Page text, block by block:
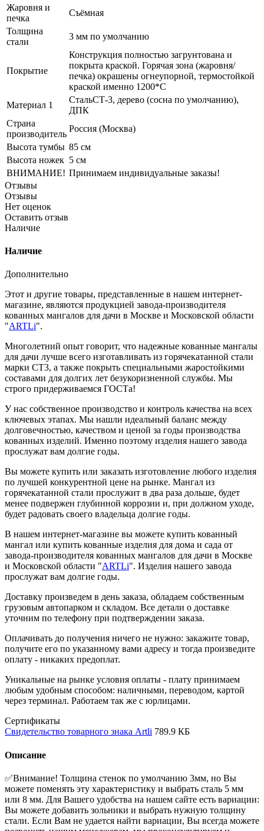
Жаровня и
печка
Съёмная
Толщина
стали
3 мм по умолчанию
Покрытие
Конструкция полностью загрунтована и
покрыта краской. Горячая зона (жаровня/
печка) окрашены огнеупорной, термостойкой
краской именно 1200*С
Материал 1
СтальСТ-3, дерево (сосна по умолчанию),
ДПК
Страна
производитель
Россия (Москва)
Высота тумбы 85 см
Высота ножек 5 см
ВНИМАНИЕ! Принимаем индивидуальные заказы!
Отзывы
Отзывы
Нет оценок
Оставить отзыв
Наличие
Наличие
Дополнительно
Этот и другие товары, представленные в нашем интернет-
магазине, являются продукцией завода-производителя
кованных мангалов для дачи в Москве и Московской области
"ARTLi".
Многолетний опыт говорит, что надежные кованные мангалы
для дачи лучше всего изготавливать из горячекатанной стали
марки СТ3, а также покрыть специальными жаростойкими
составами для долгих лет безукоризненной службы. Мы
строго придерживаемся ГОСТа!
У нас собственное производство и контроль качества на всех
ключевых этапах. Мы нашли идеальный баланс между
долговечностью, качеством и ценой за годы производства
кованных изделий. Именно поэтому изделия нашего завода
прослужат вам долгие годы.
Вы можете купить или заказать изготовление любого изделия
по лучшей конкурентной цене на рынке. Мангал из
горячекатанной стали прослужит в два раза дольше, будет
менее подвержен глубинной коррозии и, при должном уходе,
будет радовать своего владельца долгие годы.
В нашем интернет-магазине вы можете купить кованный
мангал или купить кованные изделия для дома и сада от
завода-производителя кованных мангалов для дачи в Москве
и Московской области "ARTLi". Изделия нашего завода
прослужат вам долгие годы.
Доставку произведем в день заказа, обладаем собственным
грузовым автопарком и складом. Все детали о доставке
уточним по телефону при подтверждении заказа.
Оплачивать до получения ничего не нужно: закажите товар,
получите его по указанному вами адресу и тогда произведите
оплату - никаких предоплат.
Уникальные на рынке условия оплаты - плату принимаем
любым удобным способом: наличными, переводом, картой
через терминал. Работаем так же с юрлицами.
Сертификаты
Свидетельство товарного знака Artli 789.9 КБ
Описание
✅Внимание! Толщина стенок по умолчанию 3мм, но Вы
можете поменять эту характеристику и выбрать сталь 5 мм
или 8 мм. Для Вашего удобства на нашем сайте есть вариации:
Вы можете добавить зольники и выбрать нужную толщину
стали. Если Вам не удается найти вариации, Вы всегда можете